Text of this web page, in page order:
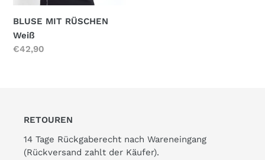
BLUSE MIT RÜSCHEN
Weiß
Normaler
€42,90
RETOUREN
14 Tage Rückgaberecht nach Wareneingang
(Rückversand zahlt der Käufer).